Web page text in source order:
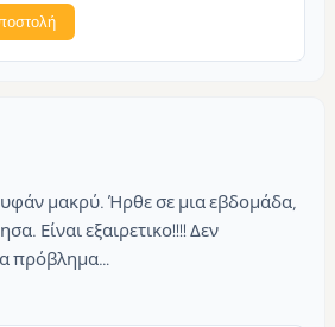
μακρύ. Ήρθε σε μια εβδομάδα,
Είναι εξαιρετικο!!!! Δεν
πρόβλημα…